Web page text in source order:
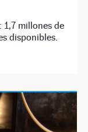
1,7 millones de
disponibles.